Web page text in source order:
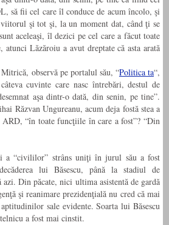
să fii cel care îl conduce de acum încolo, şi
şi tot şi, la un moment dat, când ţi se
aceleaşi, îl dezici pe cel care a făcut toate
atunci Lăzăroiu a avut dreptate că asta arată
observă pe portalul său, “Politica ta“,
cuvinte care nasc întrebări, destul de
aşa dintr-o dată, din senin, pe tine”.
Răzvan Ungureanu, acum deja fostă stea a
“în toate func­ţiile în care a fost”? “Din
a “civililor” strâns uniţi în jurul său a fost
lui Băsescu, până la stadiul de
Din păcate, nici ultima asistentă de gardă
şi reanimare prezidenţială nu cred că mai
sale evidente. Soarta lui Băsescu
a fost mai cinstit.